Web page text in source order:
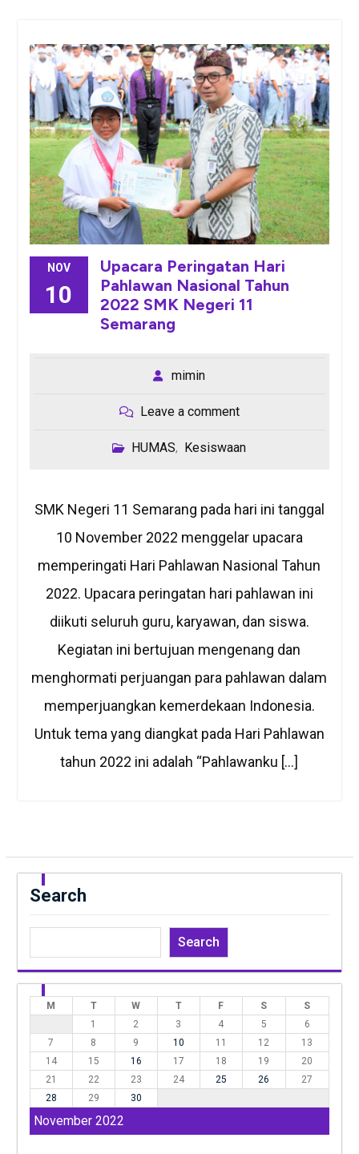
NOV
10
Upacara Peringatan Hari
Pahlawan Nasional Tahun
2022 SMK Negeri 11
Semarang
mimin
Leave a comment
HUMAS, Kesiswaan
SMK Negeri 11 Semarang pada hari ini tanggal
10 November 2022 menggelar upacara
memperingati Hari Pahlawan Nasional Tahun
2022. Upacara peringatan hari pahlawan ini
diikuti seluruh guru, karyawan, dan siswa.
Kegiatan ini bertujuan mengenang dan
menghormati perjuangan para pahlawan dalam
memperjuangkan kemerdekaan Indonesia.
Untuk tema yang diangkat pada Hari Pahlawan
tahun 2022 ini adalah “Pahlawanku […]
Search
Search
November 2022
M T W T F S
S
1
2 3 4 5
6
7
8 9 10 11 12
13
14
15 16 17 18 19
20
21
22 23 24 25 26
27
28
29 30